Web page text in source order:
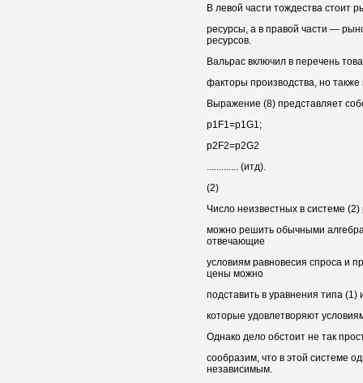
В левой части тождества стоит
ресурсы, а в правой части —
ресурсов.
Вальрас включил в перечень
факторы производства, но также
Выражение (8) представляет
p1F1=p1G1;
p2F2=p2G2
............. (итд).
(2)
Число неизвестных в системе
можно решить обычными
отвечающие
условиям равновесия спроса и
цены можно
подставить в уравнения типа (1)
которые удовлетворяют
Однако дело обстоит не так
сообразим, что в этой системе
независимым.